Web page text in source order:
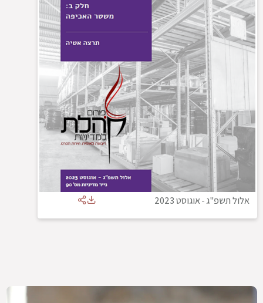
אלול תשפ"ג-אוגוסט 2023